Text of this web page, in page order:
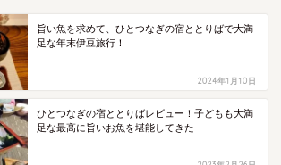
旨い魚を求めて、ひとつなぎの宿ととりばで大満
足な年末伊豆旅行！
2024年1月10日
ひとつなぎの宿ととりばレビュー！子どもも大満
足な最高に旨いお魚を堪能してきた